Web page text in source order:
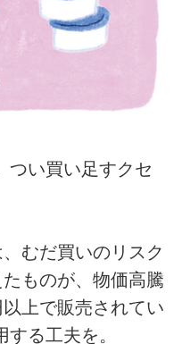
つい買い足すクセ
むだ買いのリスク
ものが、物価高騰
上で販売されてい
る工夫を。